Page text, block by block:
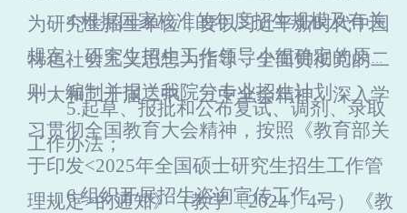
为研究生招生单位，要以习近平新时代中国
特色社会主义思想为指导，全面贯彻党的二
十大和二十届二中、三中全会精神，深入学
习贯彻全国教育大会精神，按照《教育部关
于印发<2025年全国硕士研究生招生工作管
理规定>的通知》（教学〔2024〕4号）《教
4.根据国家核准的年度招生规模及有关
规定、研究生招生工作领导小组确定的原
则，编制并报送我院分专业招生计划；
5.起草、报批和公布复试、调剂、录取
工作办法；
6.组织开展招生咨询宣传工作；